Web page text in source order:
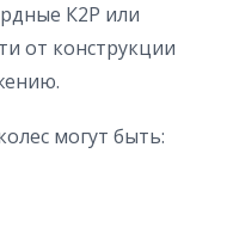
К2Р или
от конструкции
могут быть: